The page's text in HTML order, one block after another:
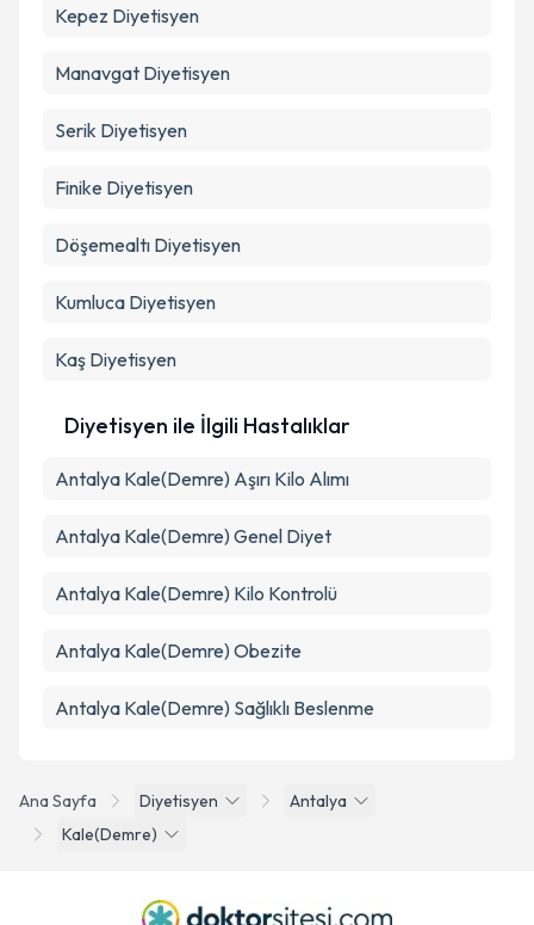
Ana Sayfa Diyetisyen
Antalya
Kale(Demre)
Kepez Diyetisyen
Manavgat Diyetisyen
Serik Diyetisyen
Finike Diyetisyen
Döşemealtı Diyetisyen
Kumluca Diyetisyen
Kaş Diyetisyen
Diyetisyen ile İlgili Hastalıklar
Antalya Kale(Demre) Aşırı Kilo Alımı
Antalya Kale(Demre) Genel Diyet
Antalya Kale(Demre) Kilo Kontrolü
Antalya Kale(Demre) Obezite
Antalya Kale(Demre) Sağlıklı Beslenme